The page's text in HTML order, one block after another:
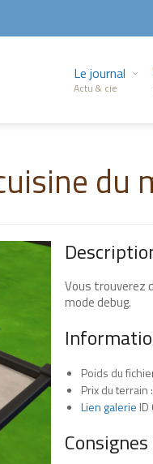
Le journal
Actu & cie
du
Vous trouverez
mode debug.
Poids du
Prix du terrain
Lien galerie